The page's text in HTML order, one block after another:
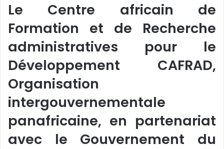
Le Centre africain de
Formation et de Recherche
administratives pour le
Développement CAFRAD,
Organisation
intergouvernementale
panafricaine, en partenariat
avec le Gouvernement du